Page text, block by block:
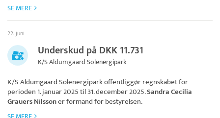
SE MERE
22. juni
Underskud på DKK 11.731
K/S Aldumgaard Solenergipark
K/S Aldumgaard Solenergiparkoffentliggør regnskabet for
perioden 1. januar 2025 til 31. december 2025.Sandra Cecilia
Grauers Nilssoner formand for bestyrelsen.